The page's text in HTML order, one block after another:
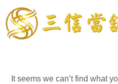
It seems we can’t find what